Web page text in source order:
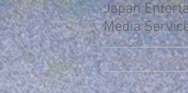
Japan
Media
JapanEntertainment